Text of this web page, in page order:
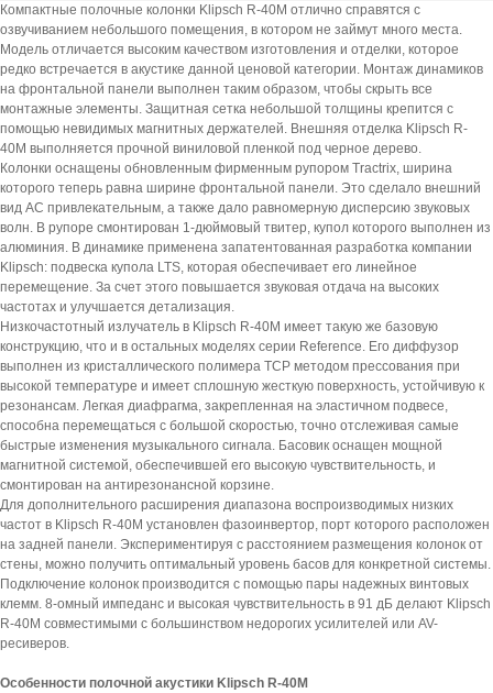
Компактные полочные колонки Klipsch R-40M отлично справятся с
озвучиванием небольшого помещения, в котором не займут много места.
Модель отличается высоким качеством изготовления и отделки, которое
редко встречается в акустике данной ценовой категории. Монтаж динамиков
на фронтальной панели выполнен таким образом, чтобы скрыть все
монтажные элементы. Защитная сетка небольшой толщины крепится с
помощью невидимых магнитных держателей. Внешняя отделка Klipsch R-
40M выполняется прочной виниловой пленкой под черное дерево.
Колонки оснащены обновленным фирменным рупором Tractrix, ширина
которого теперь равна ширине фронтальной панели. Это сделало внешний
вид АС привлекательным, а также дало равномерную дисперсию звуковых
волн. В рупоре смонтирован 1-дюймовый твитер, купол которого выполнен из
алюминия. В динамике применена запатентованная разработка компании
Klipsch: подвеска купола LTS, которая обеспечивает его линейное
перемещение. За счет этого повышается звуковая отдача на высоких
частотах и улучшается детализация.
Низкочастотный излучатель в Klipsch R-40M имеет такую же базовую
конструкцию, что и в остальных моделях серии Reference. Его диффузор
выполнен из кристаллического полимера TCP методом прессования при
высокой температуре и имеет сплошную жесткую поверхность, устойчивую к
резонансам. Легкая диафрагма, закрепленная на эластичном подвесе,
способна перемещаться с большой скоростью, точно отслеживая самые
быстрые изменения музыкального сигнала. Басовик оснащен мощной
магнитной системой, обеспечившей его высокую чувствительность, и
смонтирован на антирезонансной корзине.
Для дополнительного расширения диапазона воспроизводимых низких
частот в Klipsch R-40M установлен фазоинвертор, порт которого расположен
на задней панели. Экспериментируя с расстоянием размещения колонок от
стены, можно получить оптимальный уровень басов для конкретной системы.
Подключение колонок производится с помощью пары надежных винтовых
клемм. 8-омный импеданс и высокая чувствительность в 91 дБ делают Klipsch
R-40M совместимыми с большинством недорогих усилителей или AV-
ресиверов.
Особенности полочной акустики Klipsch R-40M